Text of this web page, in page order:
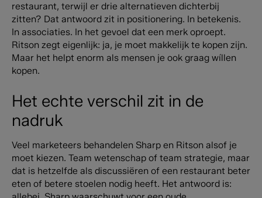
restaurant, terwijl er drie alternatieven dichterbij
zitten? Dat antwoord zit in positionering. In betekenis.
In associaties. In het gevoel dat een merk oproept.
Ritson zegt eigenlijk: ja, je moet makkelijk te kopen zijn.
Maar het helpt enorm als mensen je ook graag wíllen
kopen.
Het echte verschil zit in de
nadruk
Veel marketeers behandelen Sharp en Ritson alsof je
moet kiezen. Team wetenschap of team strategie, maar
dat is hetzelfde als discussiëren of een restaurant beter
eten of betere stoelen nodig heeft. Het antwoord is: